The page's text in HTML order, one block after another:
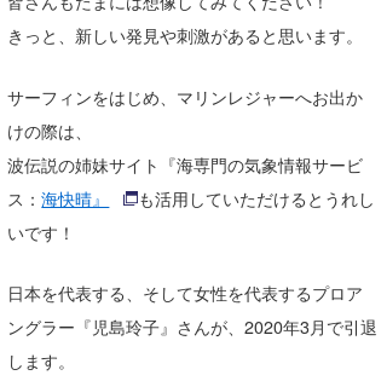
きっと、新しい発見や刺激があると思います。
サーフィンをはじめ、マリンレジャーへお出か
けの際は、
波伝説の姉妹サイト『海専門の気象情報サービ
ス：海快晴』
も活用していただけるとうれし
いです！
日本を代表する、そして女性を代表するプロア
ングラー『児島玲子』さんが、2020年3月で引退
します。